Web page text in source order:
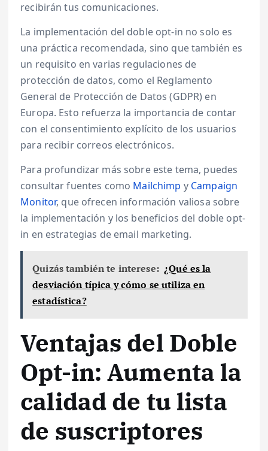
recibirán tus comunicaciones.
La implementación del doble opt-in no solo es
una práctica recomendada, sino que también es
un requisito en varias regulaciones de
protección de datos, como el Reglamento
General de Protección de Datos (GDPR) en
Europa. Esto refuerza la importancia de contar
con el consentimiento explícito de los usuarios
para recibir correos electrónicos.
Para profundizar más sobre este tema, puedes
consultar fuentes como Mailchimp y Campaign
Monitor, que ofrecen información valiosa sobre
la implementación y los beneficios del doble opt-
in en estrategias de email marketing.
Quizás también te interese: ¿Qué es la
desviación típica y cómo se utiliza en
estadística?
Ventajas del Doble
Opt-in: Aumenta la
calidad de tu lista
de suscriptores